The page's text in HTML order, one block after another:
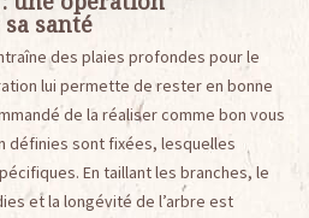
santé
des plaies profondes pour le
lui permette de rester en bonne
de la réaliser comme bon vous
définies sont fixées, lesquelles
En taillant les branches, le
et la longévité de l’arbre est